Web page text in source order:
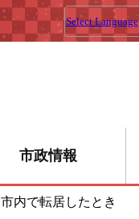
Select Language
市政情報
市内で転居したとき